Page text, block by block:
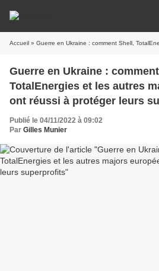
Accueil » Guerre en Ukraine : comment Shell, TotalEnergies et les autres
Guerre en Ukraine :
TotalEnergies et les autres
ont réussi à protéger leurs
Publié le 04/11/2022 à 09:02
Par Gilles Munier